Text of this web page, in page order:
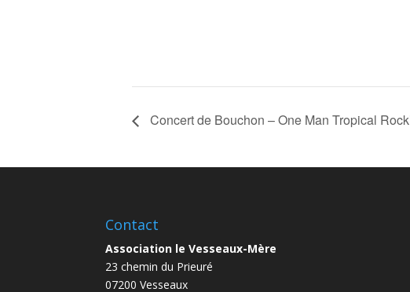
Concert de Bouchon – One Man Tropical
Contact
Association le Vesseaux-Mère
23 chemin du Prieuré
07200 Vesseaux